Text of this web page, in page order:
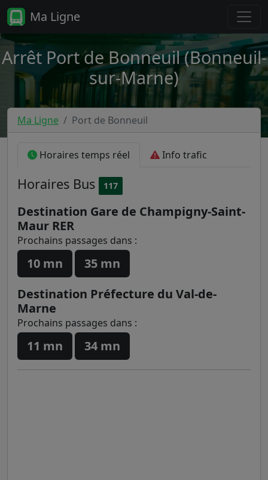
Ma Ligne
Arrêt Port de Bonneuil (Bonneuil-
sur-Marne)
Ma Ligne Port de Bonneuil
Horaires temps réel Info trafic
Horaires Bus 117
Destination Gare de Champigny-Saint-
Maur RER
Prochains passages dans :
10 mn
35 mn
Destination Préfecture du Val-de-
Marne
Prochains passages dans :
11 mn 34 mn